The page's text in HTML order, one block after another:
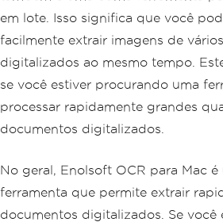
em lote. Isso significa que você
facilmente extrair imagens de
digitalizados ao mesmo tempo.
se você estiver procurando uma
processar rapidamente grandes
documentos digitalizados.
No geral, Enolsoft OCR para Mac é
ferramenta que permite extrair
documentos digitalizados. Se você